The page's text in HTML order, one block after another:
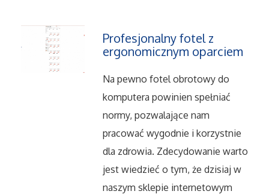
Dietetyka, Odchudzanie
Kosmetyki
Leczenie
Salony Kosmetyczne
Sprzęt Medyczny
Profesjonalny fotel z
ergonomicznym oparciem
Na pewno fotel obrotowy do
komputera powinien spełniać
normy, pozwalające nam
pracować wygodnie i korzystnie
dla zdrowia. Zdecydowanie warto
jest wiedzieć o tym, że dzisiaj w
naszym sklepie internetowym